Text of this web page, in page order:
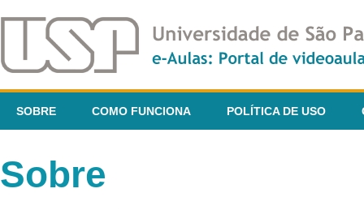
SOBRE COMO FUNCIONA POLÍTICA DE USO
Sobre